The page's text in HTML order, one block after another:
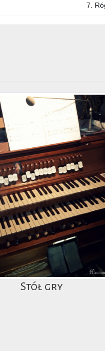
7.
Stół gry